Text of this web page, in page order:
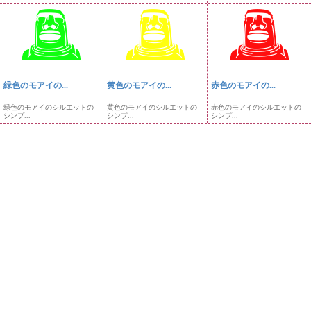
緑色のモアイの...
緑色のモアイのシルエットの
シンプ...
黄色のモアイの...
黄色のモアイのシルエットの
シンプ...
赤色のモアイの...
赤色のモアイのシルエットの
シンプ...